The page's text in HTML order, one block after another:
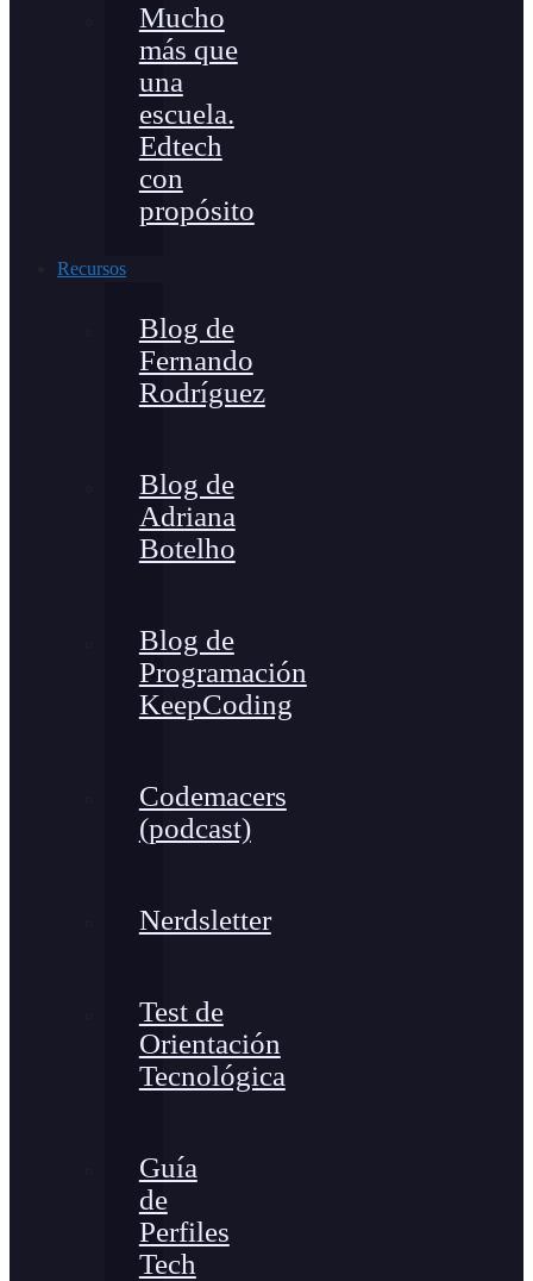
Mucho
más que
una
escuela.
Edtech
con
propósito
Recursos
Blog de
Fernando
Rodríguez
Blog de
Adriana
Botelho
Blog de
Programación
KeepCoding
Codemacers
(podcast)
Nerdsletter
Test de
Orientación
Tecnológica
Guía
de
Perfiles
Tech